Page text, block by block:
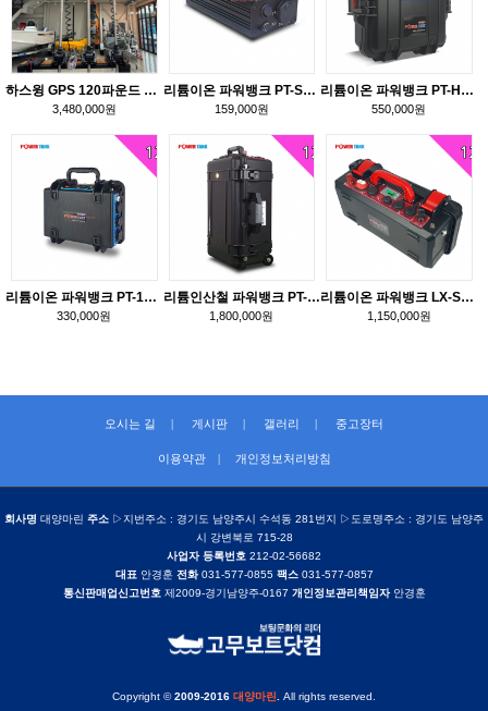
하스윙 GPS 120파운드 S버전
3,480,000원
리튬이온 파워뱅크 PT-S010SB
159,000원
리튬이온 파워뱅크 PT-H070SB
550,000원
리튬이온 파워뱅크 PT-15H32A
330,000원
리튬인산철 파워뱅크 PT-15GK240A
1,800,000원
리튬이온 파워뱅크 LX-S180SB
1,150,000원
오시는 길 | 게시판 | 갤러리 | 중고장터
이용약관 | 개인정보처리방침
회사명 대양마린 주소 ▷지번주소 : 경기도 남양주시 수석동 281번지 ▷도로명주소 : 경기도 남양주
시 강변북로 715-28
사업자 등록번호 212-02-56682
대표 안경훈 전화031-577-0855 팩스031-577-0857
통신판매업신고번호제2009-경기남양주-0167 개인정보관리책임자안경훈
Copyright ©2009-2016 대양마린 All rights reserved.